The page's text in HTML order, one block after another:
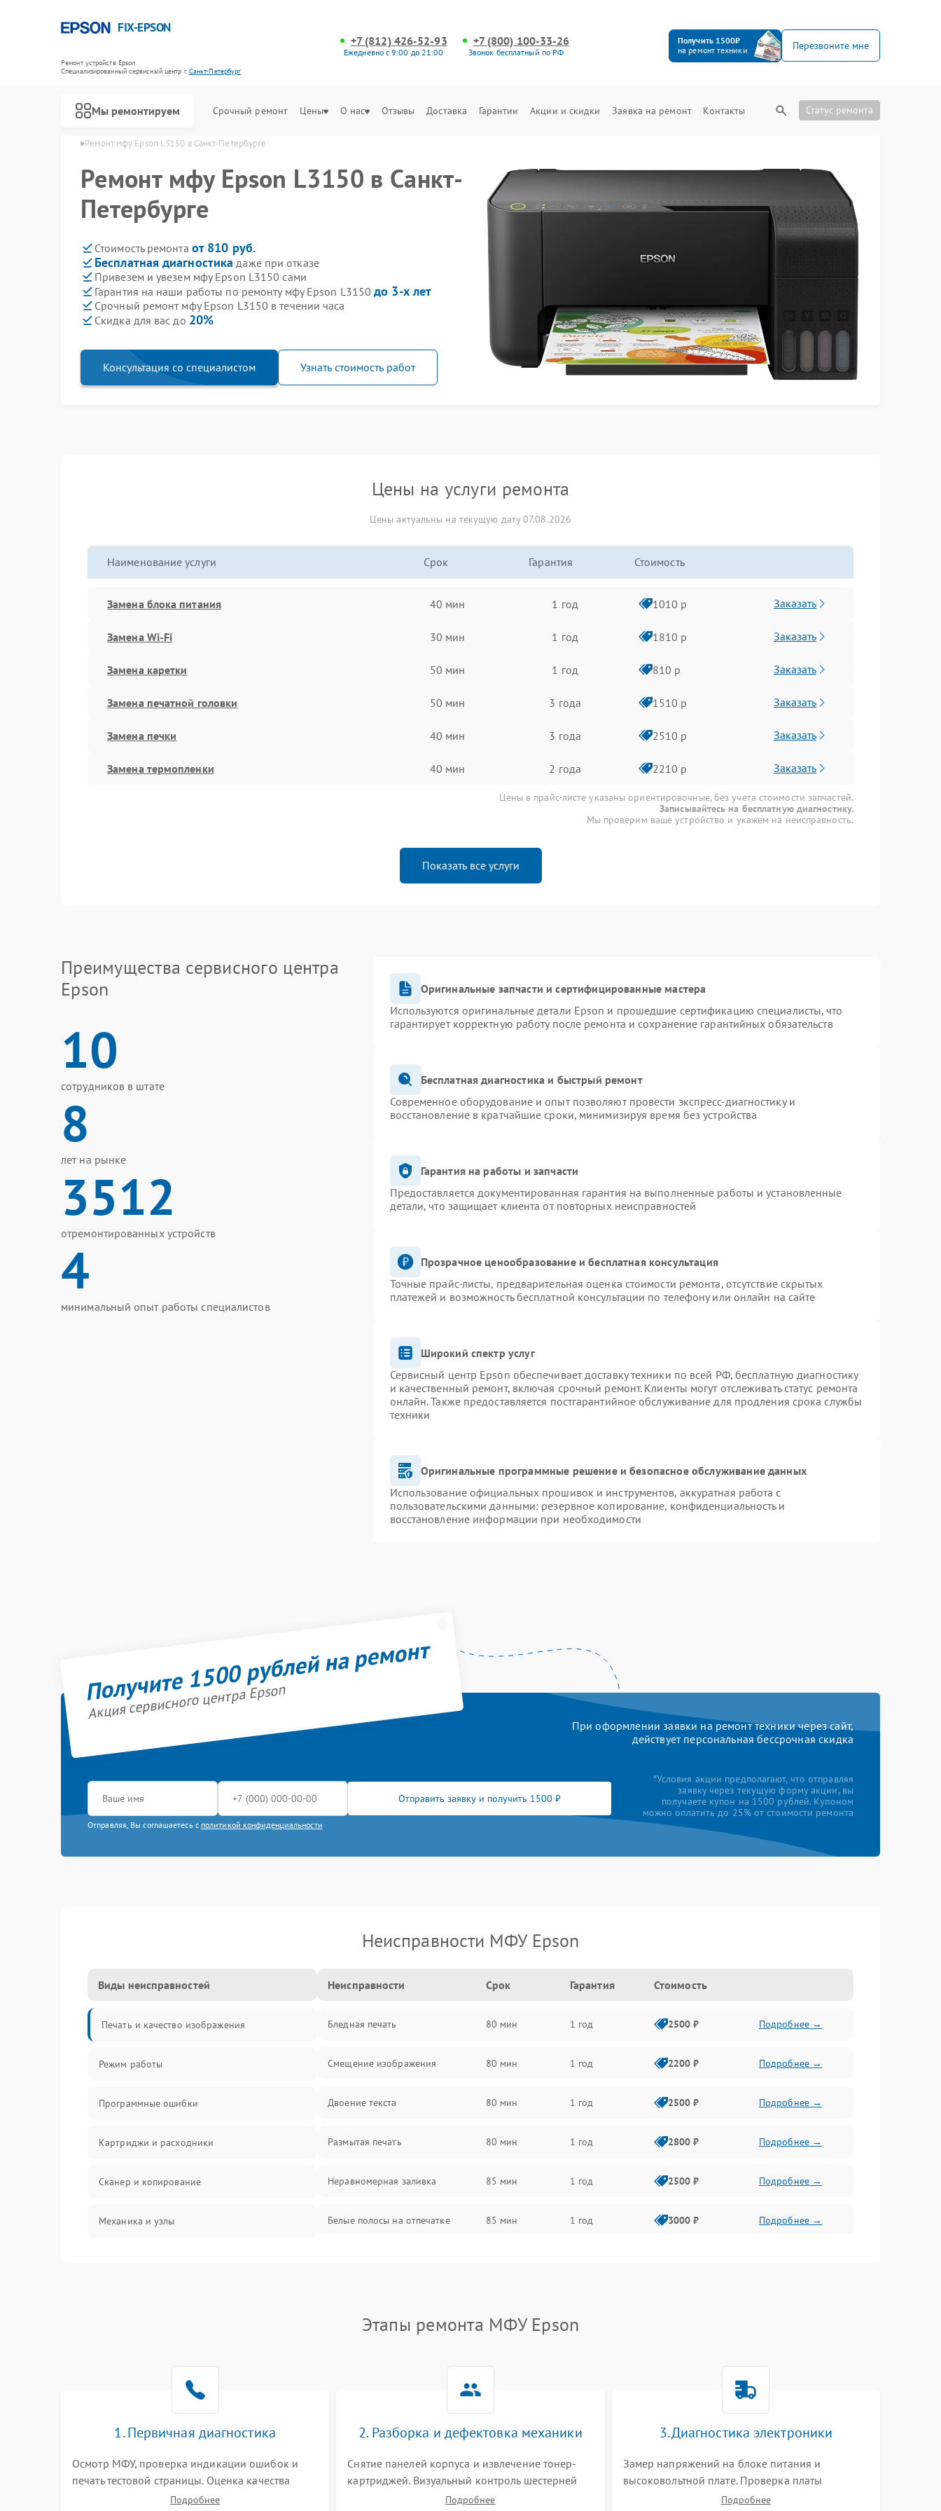
FIX-EPSON
Ремонт устройств Epson
Специализированный cервисный центр г.Санкт-Петербург
+7 (812) 426-52-93
Ежедневно с 9:00 до 21:00
+7 (800) 100-33-26
Звонок бесплатный по РФ
Получить 1500₽
на ремонт техники
Перезвоните мне
Мы ремонтируем Срочный ремонт Цены О нас Отзывы Доставка Гарантии Акции и скидки Заявка на ремонт Контакты Статус ремонта
Санкт-Петербурге Ремонт мфу Epson L3150 в Санкт-Петербурге
Ремонт мфу Epson L3150 в Санкт-
Петербурге
Стоимость ремонта от 810 руб.
Бесплатная диагностика даже при отказе
Привезем и увезем мфу Epson L3150 сами
Гарантия на наши работы по ремонту мфу Epson L3150до 3-х лет
Срочный ремонт мфу Epson L3150 в течении часа
Скидка для вас до 20%
Консультация со специалистом Узнать стоимость работ
Цены на услуги ремонта
Цены актуальны на текущую дату 07.08.2026
Наименование услуги Срок Гарантия Стоимость
Замена блока питания 40 мин 1 год 1010 р Заказать
Замена Wi-Fi 30 мин 1 год 1810 р Заказать
Замена каретки 50 мин 1 год 810 р Заказать
Замена печатной головки 50 мин 3 года 1510 р Заказать
Замена печки 40 мин 3 года 2510 р Заказать
Замена термопленки 40 мин 2 года 2210 р Заказать
Цены в прайс-листе указаны ориентировочные, без учета стоимости запчастей.
Записывайтесь на бесплатную диагностику.
Мы проверим ваше устройство и укажем на неисправность.
Показать все услуги
Преимущества сервисного центра
Epson
10
сотрудников в штате
8
лет на рынке
3512
отремонтированных устройств
4
минимальный опыт работы специалистов
Оригинальные запчасти и сертифицированные мастера
Используются оригинальные детали Epson и прошедшие сертификацию специалисты, что
гарантирует корректную работу после ремонта и сохранение гарантийных обязательств
Бесплатная диагностика и быстрый ремонт
Современное оборудование и опыт позволяют провести экспресс-диагностику и
восстановление в кратчайшие сроки, минимизируя время без устройства
Гарантия на работы и запчасти
Предоставляется документированная гарантия на выполненные работы и установленные
детали, что защищает клиента от повторных неисправностей
Прозрачное ценообразование и бесплатная консультация
Точные прайс-листы, предварительная оценка стоимости ремонта, отсутствие скрытых
платежей и возможность бесплатной консультации по телефону или онлайн на сайте
Широкий спектр услуг
Сервисный центр Epson обеспечивает доставку техники по всей РФ, бесплатную диагностику
и качественный ремонт, включая срочный ремонт. Клиенты могут отслеживать статус ремонта
онлайн. Также предоставляется постгарантийное обслуживание для продления срока службы
техники
Оригинальные программные решение и безопасное обслуживание данных
Использование официальных прошивок и инструментов, аккуратная работа с
пользовательскими данными: резервное копирование, конфиденциальность и
восстановление информации при необходимости
Получите 1500 рублей на ремонт
Акция сервисного центра Epson
При оформлении заявки на ремонт техники через сайт,
действует персональная бессрочная скидка
Отправить заявку и получить 1500 ₽
Отправляя, Вы соглашаетесь с политикой конфиденциальности
*Условия акции предполагают, что отправляя
заявку через текущую форму акции, вы
получаете купон на 1500 рублей. Купоном
можно оплатить до 25% от стоимости ремонта
Неисправности МФУ Epson
Виды неисправностей
Печать и качество изображения
Режим работы
Программные ошибки
Картриджи и расходники
Сканер и копирование
Механика и узлы
Проблемы с механикой
Неисправности Срок Гарантия Стоимость
Бледная печать 80 мин 1 год 2500 ₽ Подробнее →
Смещение изображения 80 мин 1 год 2200 ₽ Подробнее →
Двоение текста 80 мин 1 год 2500 ₽ Подробнее →
Размытая печать 80 мин 1 год 2800 ₽ Подробнее →
Неравномерная заливка 85 мин 1 год 2500 ₽ Подробнее →
Белые полосы на отпечатке 85 мин 1 год 3000 ₽ Подробнее →
Этапы ремонта МФУ Epson
1. Первичная диагностика
Осмотр МФУ, проверка индикации ошибок и
печать тестовой страницы. Оценка качества
захвата бумаги и работы сканирующей линейки.
Подробнее
2. Разборка и дефектовка механики
Снятие панелей корпуса и извлечение тонер-
картриджей. Визуальный контроль шестерней
редуктора, роликов захвата, термопленки и
Подробнее
3. Диагностика электроники
Замер напряжений на блоке питания и
высоковольтной плате. Проверка платы
форматирования, целостности плоских шлейфов
Подробнее